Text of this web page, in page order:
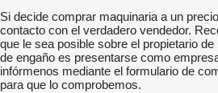
Si decide comprar maquinaria a un
contacto con el verdadero vendedor.
que le sea posible sobre el propietario
de engaño es presentarse como
infórmenos mediante el formulario de
para que lo comprobemos.